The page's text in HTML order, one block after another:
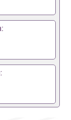
办理，毕业
都可以根据
以用吗
证吗
入职
办理假毕业
, 毕业证丢
毕业可以
而没有正常
被拒之门